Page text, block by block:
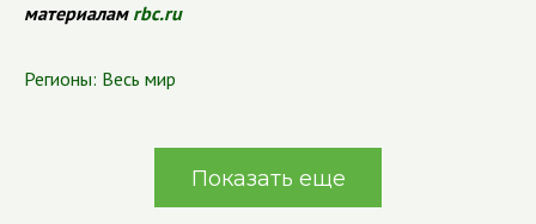
материалам rbc.ru
Регионы: Весь мир
Показать еще